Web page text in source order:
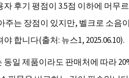
후기 평점이 3.5점 이하에 머무
주는 장점이 있지만, 벨크로 소음
합니다(출처: 뉴스1, 2025.06.10).
동일 제품이라도 판매처에 따라